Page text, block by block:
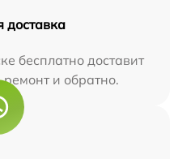
доставка
бесплатно доставит
и обратно.